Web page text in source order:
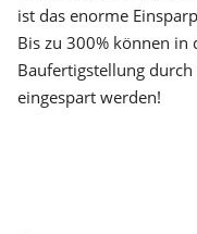
ist das enorme
Bis zu 300% können in
Baufertigstellung
eingespart werden!